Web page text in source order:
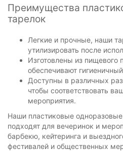
Преимущества
тарелок
Легкие и прочные, наши
утилизировать после
Изготовлены из пищевого
обеспечивают
Доступны в различных
чтобы соответствовать
мероприятия.
Наши пластиковые
подходят для вечеринок и
барбекю, кейтеринга и
фестивалей и общественных